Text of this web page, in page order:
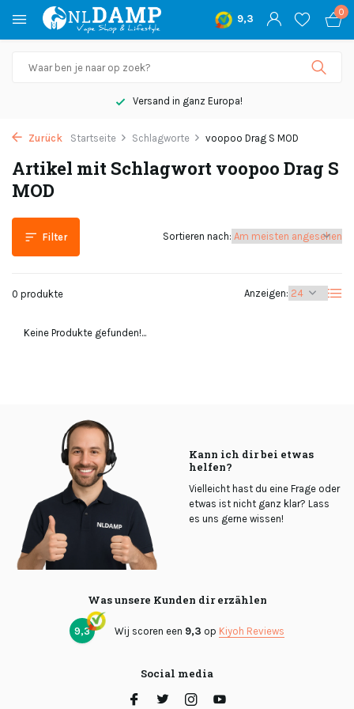
9,3
0
Versand in ganz Europa!
Zurück Startseite Schlagworte voopoo Drag S MOD
Artikel mit Schlagwort voopoo Drag S
MOD
Filter
0 produkte Anzeigen:
Sortieren nach:
Keine Produkte gefunden!...
Kann ich dir bei etwas
helfen?
Vielleicht hast du eine Frage oder
etwas ist nicht ganz klar? Lass
es uns gerne wissen!
Was unsere Kunden dir erzählen
9,3 Wij scoren een 9,3 op Kiyoh Reviews
Social media